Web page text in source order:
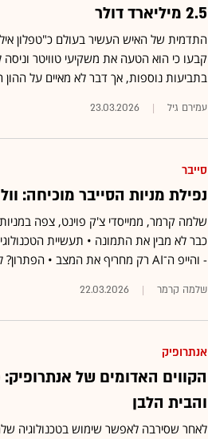
2.5 מיליארד דולר
התדמית של האיש העשיר בעולם כ"טפלון
קבעו כי הוא הטעה את משקיעי טוויטר
בתביעות נוספות, אך דבר לא מאיים על
עמירם גיל 23.03.2026
סייבר
נפילת מניות הסייבר מוכיחה:
שלמה קרמר, ממייסדי צ'ק פוינט, צפה
כבר לא מבין את התמונה • תעשיית
- והייפ ה־AI רק מחריף את המצב • הפתרון? לחשוב מחדש על "הטק" כסקטור
שלמה קרמר 22.03.2026
אנתרופיק
והבית הלבן
לאחר שסירבה לאפשר שימוש בטכנולוגיה